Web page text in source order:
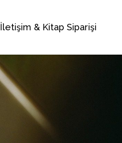
İletişim & Kitap Siparişi